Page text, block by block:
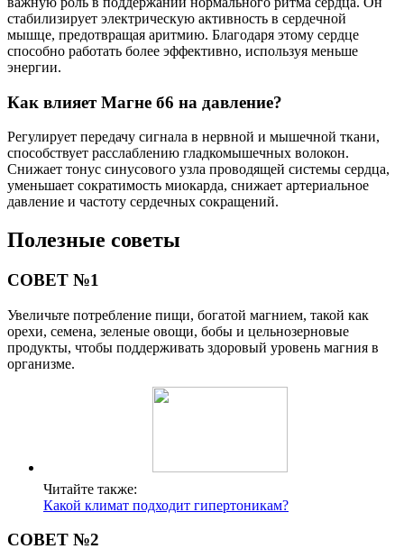
стабилизирует электрическую активность в сердечной
мышце, предотвращая аритмию. Благодаря этому сердце
способно работать более эффективно, используя меньше
энергии.
Как влияет Магне б6 на давление?
Регулирует передачу сигнала в нервной и мышечной ткани,
способствует расслаблению гладкомышечных волокон.
Снижает тонус синусового узла проводящей системы сердца,
уменьшает сократимость миокарда, снижает артериальное
давление и частоту сердечных сокращений.
Полезные советы
СОВЕТ №1
Увеличьте потребление пищи, богатой магнием, такой как
орехи, семена, зеленые овощи, бобы и цельнозерновые
продукты, чтобы поддерживать здоровый уровень магния в
организме.
Читайте также:
Какой климат подходит гипертоникам?
СОВЕТ №2